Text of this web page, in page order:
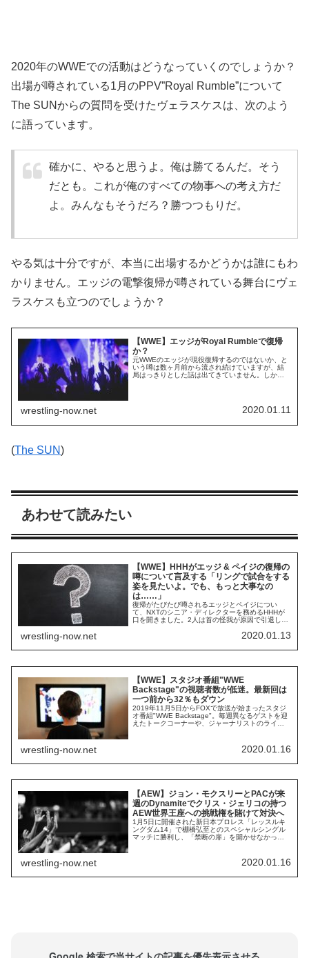
2020年のWWEでの活動はどうなっていくのでしょうか？
出場が噂されている1月のPPV”Royal Rumble”について
The SUNからの質問を受けたヴェラスケスは、次のよう
に語っています。
確かに、やると思うよ。俺は勝てるんだ。そう
だとも。これが俺のすべての物事への考え方だ
よ。みんなもそうだろ？勝つつもりだ。
やる気は十分ですが、本当に出場するかどうかは誰にもわ
かりません。エッジの電撃復帰が噂されている舞台にヴェ
ラスケスも立つのでしょうか？
【WWE】エッジがRoyal Rumbleで復帰
か？
元WWEのエッジが現役復帰するのではないか、と
いう噂は数ヶ月前から流され続けていますが、結
局はっきりとした話は出てきていません。しか
末のPPV"Royal Rumble"とのこと。単独で試合に
wrestling-now.net 2020.01.11
(The SUN)
あわせて読みたい
【WWE】HHHがエッジ & ペイジの復帰の
噂について言及する「リングで試合をする
姿を見たいよ。でも、もっと大事なの
は……」
復帰がたびたび噂されるエッジとペイジについ
て、NXTのシニア・ディレクターを務めるHHHが
口を開きました。2人は首の怪我が原因で引退して
ています。しかし、プロレス界は否定しても否定
す。HHHもファンと気持ちは同じ。でも、それ以
wrestling-now.net 2020.01.13
【WWE】スタジオ番組"WWE
Backstage"の視聴者数が低迷。最新回は
一つ前から32％もダウン
2019年11月5日からFOXで放送が始まったスタジ
オ番組"WWE Backstage"。毎週異なるゲストを迎
えたトークコーナーや、ジャーナリストのライア
の確保には苦労しているようです。放送開始後、
最も多くの視聴者数を獲得したのは11月19日放送
wrestling-now.net 2020.01.16
【AEW】ジョン・モクスリーとPACが来
週のDynamiteでクリス・ジェリコの持つ
AEW世界王座への挑戦権を賭けて対決へ
1月5日に開催された新日本プロレス「レッスルキ
ングダム14」で棚橋弘至とのスペシャルシングル
マッチに勝利し、「禁断の扉」を開かせなかった
のDynamiteでシングルマッチが2試合組まれまし
た。ジョン・モクスリー VS サミー・ゲバラ、
wrestling-now.net 2020.01.16